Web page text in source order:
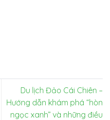
Du lịch Đảo Cái Chiên –
Hướng dẫn khám phá “hòn
ngọc xanh” và những điều